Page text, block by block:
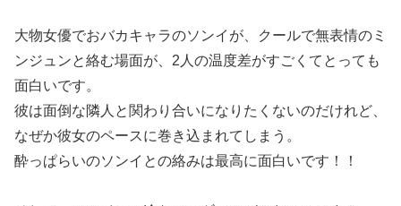
大物女優でおバカキャラのソンイが、クールで無表情のミ
ンジュンと絡む場面が、2人の温度差がすごくてとっても
面白いです。
彼は面倒な隣人と関わり合いになりたくないのだけれど、
なぜか彼女のペースに巻き込まれてしまう。
酔っぱらいのソンイとの絡みは最高に面白いです！！